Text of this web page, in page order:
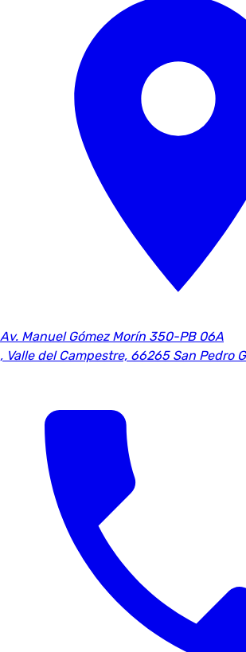
Av. Manuel Gómez Morín 350-PB 06A
, Valle del Campestre, 66265 San Pedro